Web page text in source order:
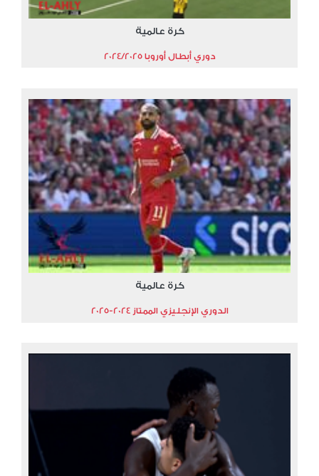
كرة عالمية
دوري أبطال أوروبا 2024/2025
كرة عالمية
الدوري الإنجليزي الممتاز 2024-2025